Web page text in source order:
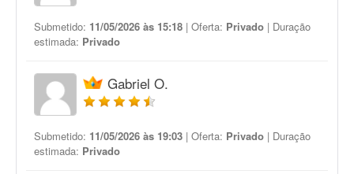
Submetido: 11/05/2026 às 15:18 | Oferta: Privado | Duração
estimada: Privado
Gabriel O.
Submetido: 11/05/2026 às 19:03 | Oferta: Privado | Duração
estimada: Privado